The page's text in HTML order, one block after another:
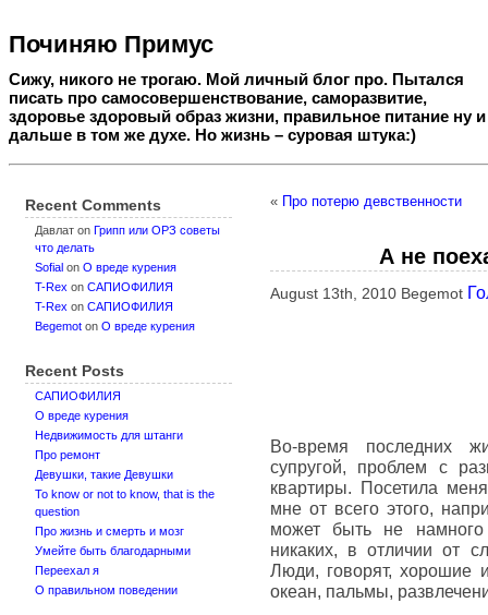
Починяю Примус
Сижу, никого не трогаю. Мой личный блог про. Пытался
писать про самосовершенствование, саморазвитие,
здоровье здоровый образ жизни, правильное питание ну и
дальше в том же духе. Но жизнь – суровая штука:)
Recent Comments
Давлат on Грипп или ОРЗ советы
что делать
Sofial on О вреде курения
T-Rex on САПИОФИЛИЯ
T-Rex on САПИОФИЛИЯ
Begemot on О вреде курения
Recent Posts
САПИОФИЛИЯ
О вреде курения
Недвижимость для штанги
Про ремонт
Девушки, такие Девушки
To know or not to know, that is the
question
Про жизнь и смерть и мозг
Умейте быть благодарными
Переехал я
О правильном поведении
« Про потерю девственности
А не
August 13th, 2010 Begemot
Во-время последних
супругой, проблем с
квартиры. Посетила
мне от всего этого,
может быть не
никаких, в отличии от
Люди, говорят, хорошие
океан, пальмы,